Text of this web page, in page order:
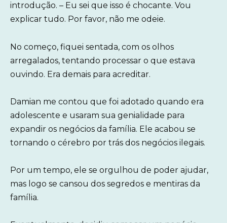
introdução. – Eu sei que isso é chocante. Vou
explicar tudo. Por favor, não me odeie.
No começo, fiquei sentada, com os olhos
arregalados, tentando processar o que estava
ouvindo. Era demais para acreditar.
Damian me contou que foi adotado quando era
adolescente e usaram sua genialidade para
expandir os negócios da família. Ele acabou se
tornando o cérebro por trás dos negócios ilegais.
Por um tempo, ele se orgulhou de poder ajudar,
mas logo se cansou dos segredos e mentiras da
família.